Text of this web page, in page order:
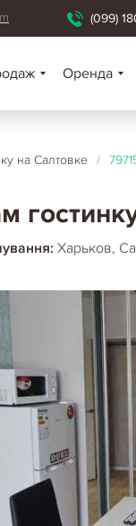
(099)
Оренда
на Салтовке /
Харьков,